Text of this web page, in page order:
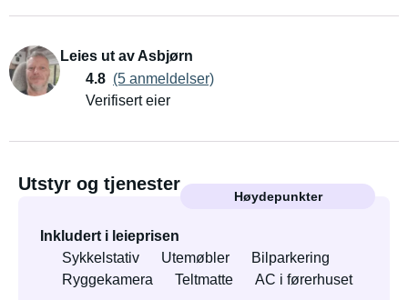
Leies ut av Asbjørn
4.8 (5 anmeldelser)
Verifisert eier
Utstyr og tjenester
Høydepunkter
Inkludert i leieprisen
Sykkelstativ
Utemøbler
Bilparkering
Ryggekamera
Teltmatte AC i førerhuset